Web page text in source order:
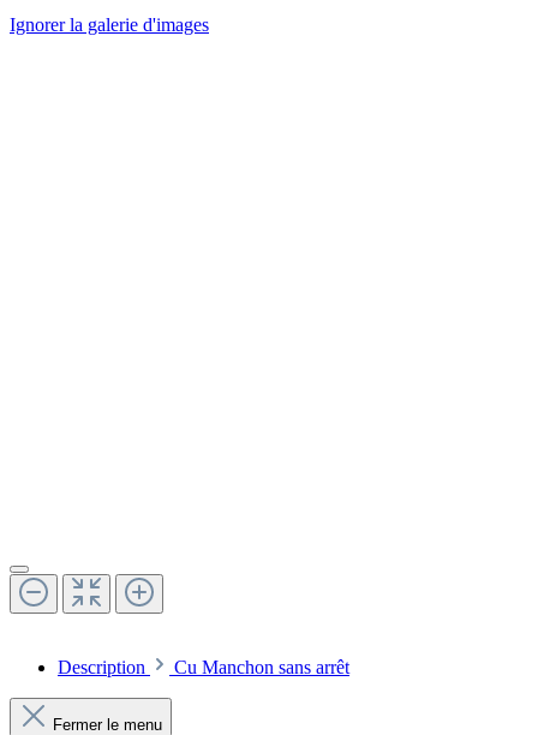
Ignorer la galerie d'images
Description Cu Manchon sans arrêt
Fermer le menu